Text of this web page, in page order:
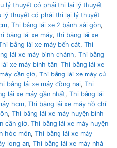
lý thuyết có phải thi lại lý thuyết
lý thuyết có phải thi lại lý thuyết
, Thi bằng lái xe 2 bánh sài gòn,
bằng lái xe máy, thi bằng lái xe
bằng lái xe máy bến cát, Thi
lái xe máy bình chánh, Thi bằng
xe máy bình tân, Thi bằng lái xe
cần giờ, Thi bằng lái xe máy củ
bằng lái xe máy đồng nai, Thi
lái xe máy gần nhất, Thi bằng lái
hcm, Thi bằng lái xe máy hồ chí
, Thi bằng lái xe máy huyện bình
cần giờ, Thi bằng lái xe máy huyện
hóc môn, Thi bằng lái xe máy
long an, Thi bằng lái xe máy nhà